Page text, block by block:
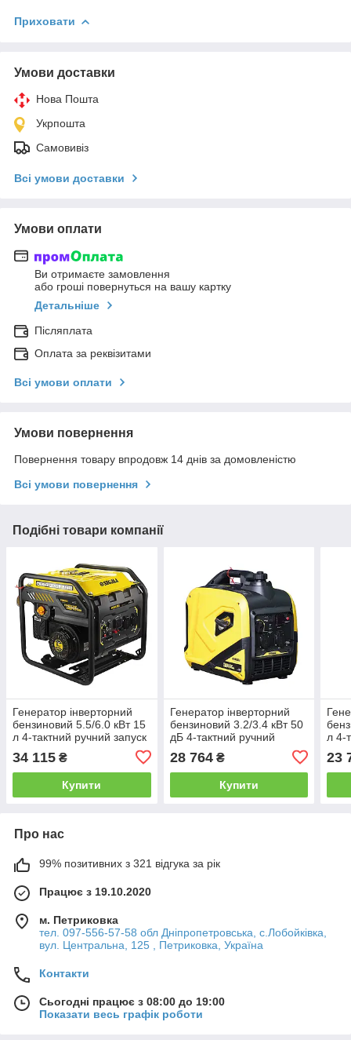
Приховати
Умови доставки
Нова Пошта
Укрпошта
Самовивіз
Всі умови доставки
Умови оплати
Ви отримаєте замовлення
або гроші повернуться на вашу картку
Детальніше
Післяплата
Оплата за реквізитами
Всі умови оплати
Умови повернення
Повернення товару впродовж 14 днів за домовленістю
Всі умови повернення
Подібні товари компанії
Генератор інверторний
бензиновий 5.5/6.0 кВт 15
л 4-тактний ручний запуск
34 115 ₴
Купити
Генератор інверторний
бензиновий 3.2/3.4 кВт 50
дБ 4-тактний ручний
запуск SIGMA (5710641)
28 764₴
Купити
л 4-
23
Про нас
99% позитивних з 321 відгука за рік
Працює з 19.10.2020
м. Петриковка
тел. 097-556-57-58 обл Дніпропетровська, с.Лобойківка,
вул. Центральна, 125 , Петриковка, Україна
Контакти
Сьогодні працює з 08:00 до 19:00
Показати весь графік роботи